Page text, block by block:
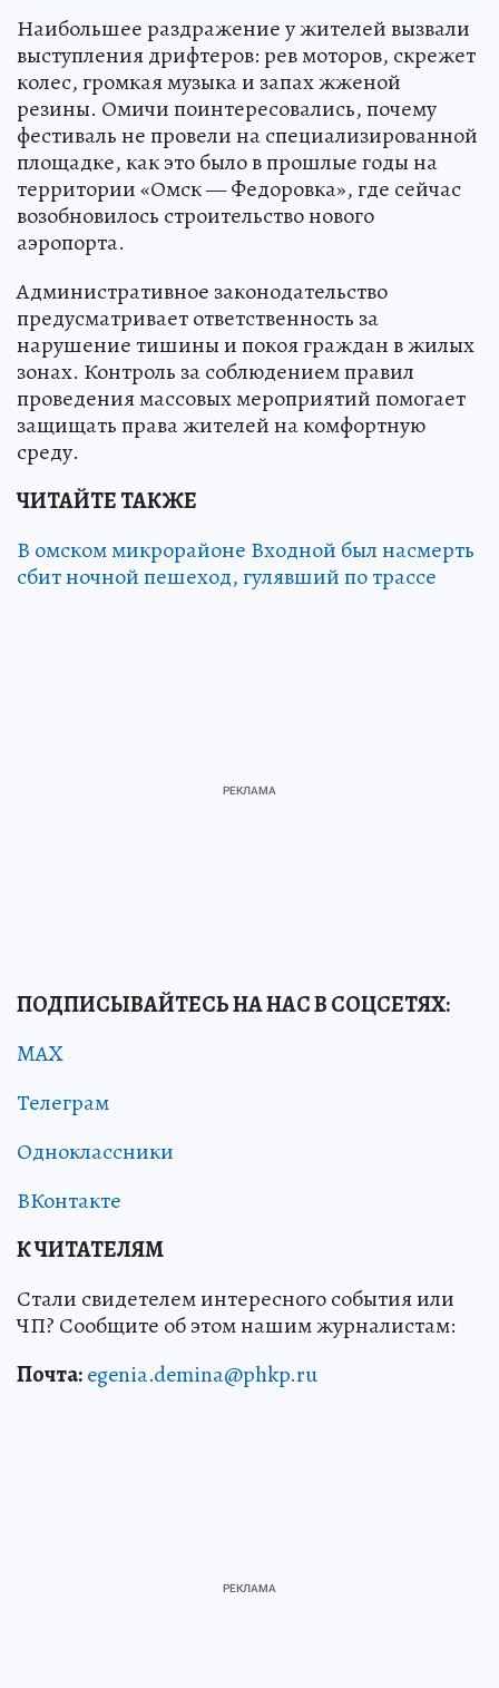
Наибольшее раздражение у жителей вызвали
выступления дрифтеров: рев моторов, скрежет
колес, громкая музыка и запах жженой
резины. Омичи поинтересовались, почему
фестиваль не провели на специализированной
площадке, как это было в прошлые годы на
территории «Омск — Федоровка», где сейчас
возобновилось строительство нового
аэропорта.
Административное законодательство
предусматривает ответственность за
нарушение тишины и покоя граждан в жилых
зонах. Контроль за соблюдением правил
проведения массовых мероприятий помогает
защищать права жителей на комфортную
среду.
ЧИТАЙТЕ ТАКЖЕ
В омском микрорайоне Входной был насмерть
сбит ночной пешеход, гулявший по трассе
ПОДПИСЫВАЙТЕСЬ НА НАС В СОЦСЕТЯХ:
MAX
Телеграм
Одноклассники
ВКонтакте
К ЧИТАТЕЛЯМ
Стали свидетелем интересного события или
ЧП? Сообщите об этом нашим журналистам:
Почта:egenia.demina@phkp.ru